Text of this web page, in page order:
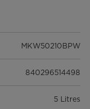
MKW50210BPW
840296514498
5 Litres